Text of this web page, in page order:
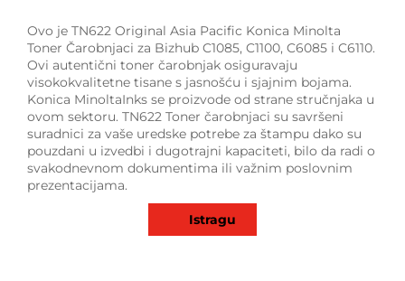
Ovo je TN622 Original Asia Pacific Konica Minolta
Toner Čarobnjaci za Bizhub C1085, C1100, C6085 i C6110.
Ovi autentični toner čarobnjak osiguravaju
visokokvalitetne tisane s jasnošću i sjajnim bojama.
Konica MinoltaInks se proizvode od strane stručnjaka u
ovom sektoru. TN622 Toner čarobnjaci su savršeni
suradnici za vaše uredske potrebe za štampu dako su
pouzdani u izvedbi i dugotrajni kapaciteti, bilo da radi o
svakodnevnom dokumentima ili važnim poslovnim
prezentacijama.
Istragu